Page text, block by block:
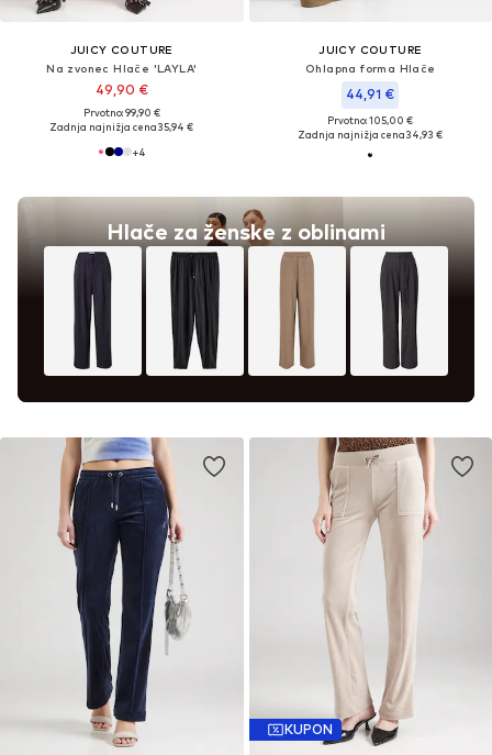
JUICY COUTURE
Na zvonec Hlače 'LAYLA'
49,90 €
Prvotno: 99,90 €
Zadnja najnižja cena35,94 €
+4
Hlače za ženske z oblinami
JUICY COUTURE
Ohlapna forma Hlače
44,91 €
Prvotno: 105,00 €
Zadnja najnižja cena34,93 €
KUPON